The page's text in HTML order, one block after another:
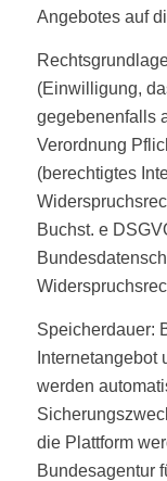
Angebotes auf
(Einwilligung,
gegebenenfalls
Verordnung
(berechtigtes
Buchst. e
Speicherdauer:
Internetangebot
werden
die Plattform
Bundesagentur